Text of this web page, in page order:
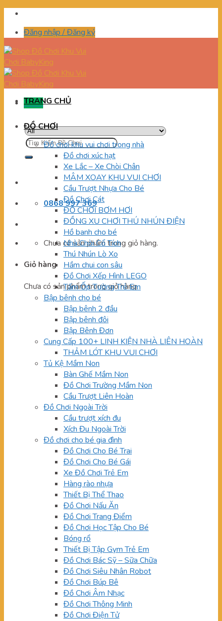
Skip
contentĐăng nhập / Đăng ký
Menu
Tìm
kiếm:
0868 997 369
Chưa có sản phẩm trong giỏ hàng.
Giỏ hàng
Chưa có sản phẩm trong giỏ hàng.
TRANG CHỦ
ĐỒ CHƠI
Đồ chơi khu vui chơi trong nhà
Đồ chơi xúc hạt
Xe Lắc – Xe Chòi Chân
MÂM XOAY KHU VUI CHƠI
Cầu Trượt Nhựa Cho Bé
Đồ Chơi Cát
ĐỒ CHƠI BƠM HƠI
ĐỒNG XU CHƠI THÚ NHÚN ĐIỆN
Hồ banh cho bé
Nhà Chòi Cổ Tích
Thú Nhún Lò Xo
Hầm chui con sâu
Đồ Chơi Xếp Hình LEGO
Tấm Ốp Tường Trẻ Em
Bập bênh cho bé
Bập bênh 2 đầu
Bập bênh đôi
Bập Bênh Đơn
Cung Cấp 100+ LINH KIỆN NHÀ LIÊN HOÀN
THẢM LÓT KHU VUI CHƠI
Tủ Kệ Mầm Non
Bàn Ghế Mầm Non
Đồ Chơi Trường Mầm Non
Cầu Trượt Liên Hoàn
Đồ Chơi Ngoài Trời
Cầu trượt xích đu
Xích Đu Ngoài Trời
Đồ chơi cho bé gia đình
Đồ Chơi Cho Bé Trai
Đồ Chơi Cho Bé Gái
Xe Đồ Chơi Trẻ Em
Hàng rào nhựa
Thiết Bị Thể Thao
Đồ Chơi Nấu Ăn
Đồ Chơi Trang Điểm
Đồ Chơi Học Tập Cho Bé
Bóng rổ
Thiết Bị Tập Gym Trẻ Em
Đồ Chơi Bác Sỹ – Sữa Chữa
Đồ Chơi Siêu Nhân Robot
Đồ Chơi Búp Bê
Đồ Chơi Âm Nhạc
Đồ Chơi Thông Minh
Đồ Chơi Điện Tử